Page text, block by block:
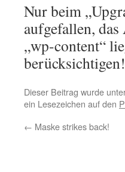
Nur beim
aufgefallen,
„wp-content“
berücksichtigen!
Dieser Beitrag wurde
ein Lesezeichen auf den
← Maske strikes back!